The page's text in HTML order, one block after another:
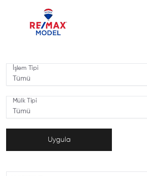
İşlem Tipi
Tümü
Mülk Tipi
Tümü
Uygula